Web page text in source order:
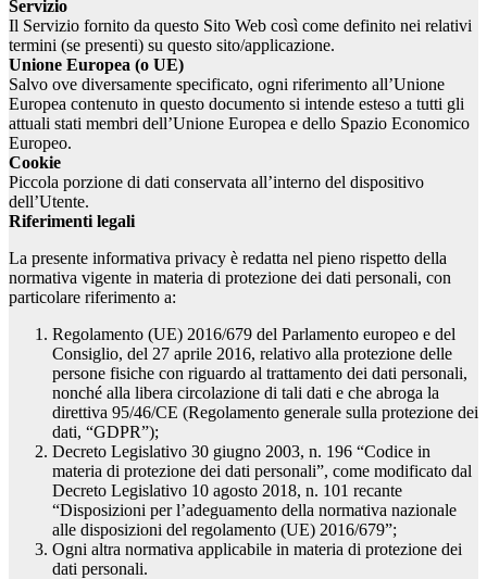
Servizio
Il Servizio fornito da questo Sito Web così come definito nei relativi
termini (se presenti) su questo sito/applicazione.
Unione Europea (o UE)
Salvo ove diversamente specificato, ogni riferimento all’Unione
Europea contenuto in questo documento si intende esteso a tutti gli
attuali stati membri dell’Unione Europea e dello Spazio Economico
Europeo.
Cookie
Piccola porzione di dati conservata all’interno del dispositivo
dell’Utente.
Riferimenti legali
La presente informativa privacy è redatta nel pieno rispetto della
normativa vigente in materia di protezione dei dati personali, con
particolare riferimento a:
Regolamento (UE) 2016/679 del Parlamento europeo e del
Consiglio, del 27 aprile 2016, relativo alla protezione delle
persone fisiche con riguardo al trattamento dei dati personali,
nonché alla libera circolazione di tali dati e che abroga la
direttiva 95/46/CE (Regolamento generale sulla protezione dei
dati, “GDPR”);
Decreto Legislativo 30 giugno 2003, n. 196 “Codice in
materia di protezione dei dati personali”, come modificato dal
Decreto Legislativo 10 agosto 2018, n. 101 recante
“Disposizioni per l’adeguamento della normativa nazionale
alle disposizioni del regolamento (UE) 2016/679”;
Ogni altra normativa applicabile in materia di protezione dei
dati personali.